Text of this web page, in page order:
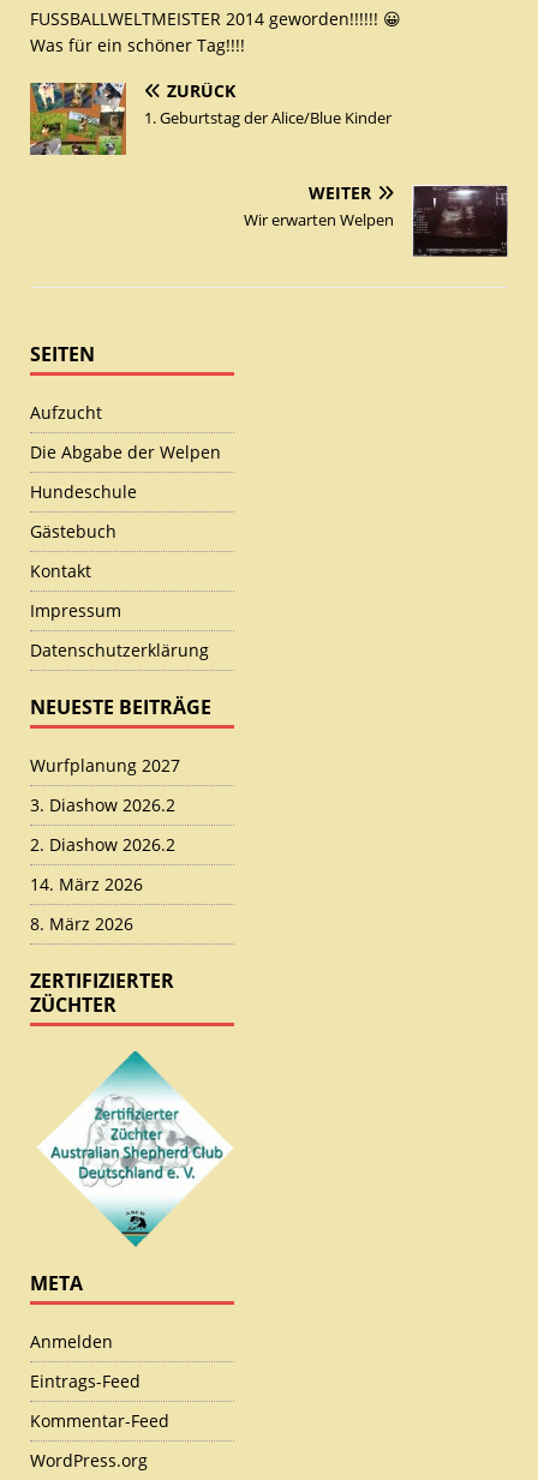
FUSSBALLWELTMEISTER 2014 geworden!!!!!! 😀
Was für ein schöner Tag!!!!
ZURÜCK
1. Geburtstag der Alice/Blue Kinder
WEITER
Wir erwarten Welpen
SEITEN
Aufzucht
Die Abgabe der Welpen
Hundeschule
Gästebuch
Kontakt
Impressum
Datenschutzerklärung
NEUESTE BEITRÄGE
Wurfplanung 2027
3. Diashow 2026.2
2. Diashow 2026.2
14. März 2026
8. März 2026
ZERTIFIZIERTER
ZÜCHTER
META
Anmelden
Eintrags-Feed
Kommentar-Feed
WordPress.org